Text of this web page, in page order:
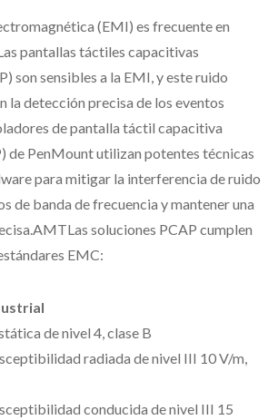
(EMI) es frecuente en
pantallas táctiles capacitivas
son sensibles a la EMI, y este ruido
la detección precisa de los eventos
de pantalla táctil capacitiva
de PenMount utilizan potentes técnicas
para mitigar la interferencia de ruido
de banda de frecuencia y mantener una
soluciones PCAP cumplen
EMC:
de nivel 4, clase B
radiada de nivel III 10 V/m,
conducida de nivel III 15